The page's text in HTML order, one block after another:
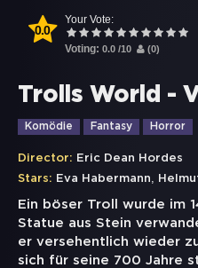
0.0
Your Vote:
Voting: 0.0 /10 (0)
Trolls World -
Komödie Fantasy Horror
Director: Eric Dean Hordes
Stars: Eva Habermann,
Ein böser Troll wurde im
Statue aus Stein
er versehentlich wieder
sich für seine 700 Jahre